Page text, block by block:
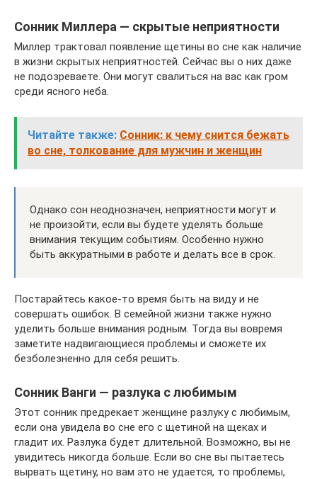
Сонник Миллера — скрытые неприятности
Миллер трактовал появление щетины во сне как наличие
в жизни скрытых неприятностей. Сейчас вы о них даже
не подозреваете. Они могут свалиться на вас как гром
среди ясного неба.
Читайте также: Сонник: к чему снится бежать
во сне, толкование для мужчин и женщин
Однако сон неоднозначен, неприятности могут и
не произойти, если вы будете уделять больше
внимания текущим событиям. Особенно нужно
быть аккуратными в работе и делать все в срок.
Постарайтесь какое-то время быть на виду и не
совершать ошибок. В семейной жизни также нужно
уделить больше внимания родным. Тогда вы вовремя
заметите надвигающиеся проблемы и сможете их
безболезненно для себя решить.
Сонник Ванги — разлука с любимым
Этот сонник предрекает женщине разлуку с любимым,
если она увидела во сне его с щетиной на щеках и
гладит их. Разлука будет длительной. Возможно, вы не
увидитесь никогда больше. Если во сне вы пытаетесь
вырвать щетину, но вам это не удается, то проблемы,